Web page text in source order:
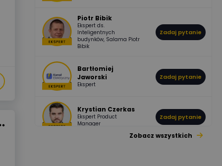
DawidZak 796
Odpowiedzi
244
Ocen
Piotr Bibik
Ekspert ds.
Inteligentnych
budynków, Salama Piotr
Bibik
Zadaj pytanie
Bartłomiej
Jaworski
Ekspert
Zadaj pytanie
Krystian Czerkas
Ekspert Product
Manager
Zadaj pytanie
Zobacz wszystkich